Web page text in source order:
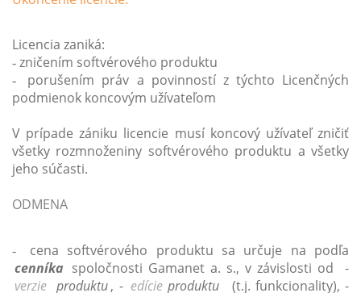
Licencia zaniká:
- zničením softvérového produktu
-
porušením práv a povinností z týchto Licenčných
podmienok koncovým užívateľom
V prípade zániku licencie musí koncový užívateľ zničiť
všetky rozmnoženiny softvérového produktu a všetky
jeho súčasti.
ODMENA
-
cena softvérového produktu sa určuje na podľa
cenníka spoločnosti Gamanet a. s., v závislosti od -
verzieproduktu, - edícieproduktu
(t.j. funkcionality), -